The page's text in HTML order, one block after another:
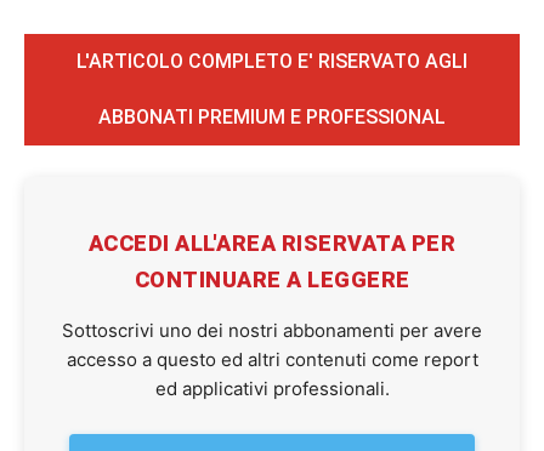
L'ARTICOLO COMPLETO E' RISERVATO AGLI
ABBONATI PREMIUM E PROFESSIONAL
ACCEDI ALL'AREA RISERVATA PER
CONTINUARE A LEGGERE
Sottoscrivi uno dei nostri abbonamenti per avere
accesso a questo ed altri contenuti come report
ed applicativi professionali.